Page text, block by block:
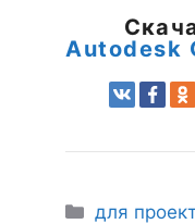
Autodesk
Рубрики
для